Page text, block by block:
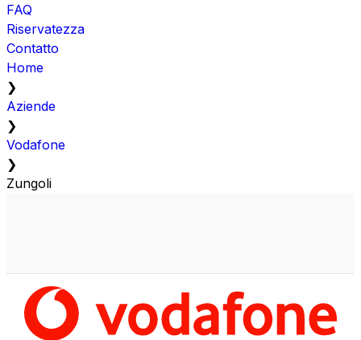
FAQ
Riservatezza
Contatto
Home
❯
Aziende
❯
Vodafone
❯
Zungoli